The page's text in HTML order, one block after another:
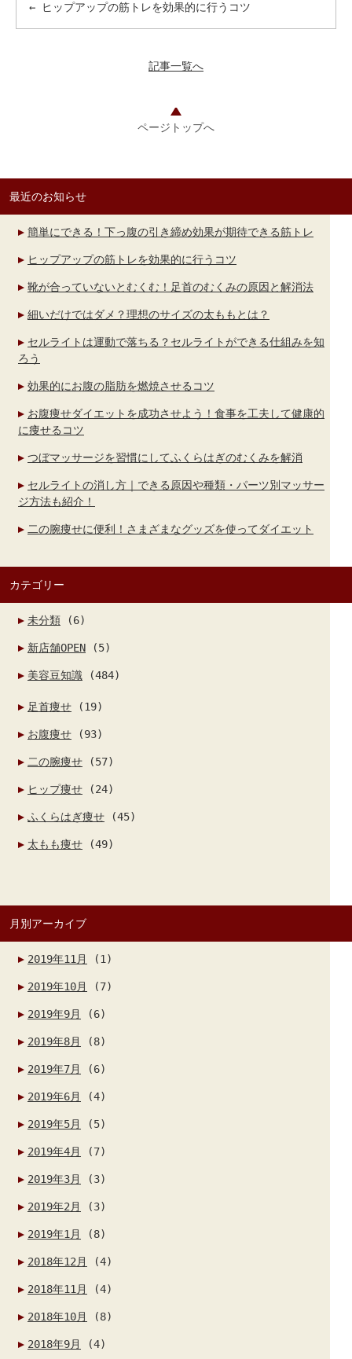
最近のお知らせ
簡単にできる！下っ腹の引き締め効果が期待できる筋トレ
ヒップアップの筋トレを効果的に行うコツ
靴が合っていないとむくむ！足首のむくみの原因と解消法
細いだけではダメ？理想のサイズの太ももとは？
セルライトは運動で落ちる？セルライトができる仕組みを知
ろう
効果的にお腹の脂肪を燃焼させるコツ
お腹痩せダイエットを成功させよう！食事を工夫して健康的
に痩せるコツ
つぼマッサージを習慣にしてふくらはぎのむくみを解消
セルライトの消し方｜できる原因や種類・パーツ別マッサー
ジ方法も紹介！
二の腕痩せに便利！さまざまなグッズを使ってダイエット
カテゴリー
未分類 (6)
新店舗OPEN (5)
美容豆知識 (484)
足首痩せ (19)
お腹痩せ (93)
二の腕痩せ (57)
ヒップ痩せ (24)
ふくらはぎ痩せ (45)
太もも痩せ (49)
月別アーカイブ
2019年11月 (1)
2019年10月 (7)
2019年9月 (6)
2019年8月 (8)
2019年7月 (6)
2019年6月 (4)
2019年5月 (5)
2019年4月 (7)
2019年3月 (3)
2019年2月 (3)
2019年1月 (8)
2018年12月 (4)
2018年11月 (4)
2018年10月 (8)
2018年9月 (4)
← ヒップアップの筋トレを効果的に行うコツ
記事一覧へ
ページトップへ